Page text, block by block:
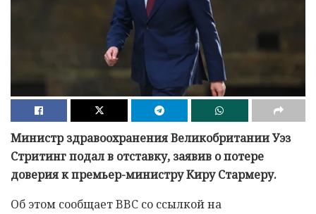
Министр здравоохранения Великобритании Уэз
Стритинг подал в отставку, заявив о потере
доверия к премьер-министру Киру Стармеру.
Об этом сообщает BBC со ссылкой на